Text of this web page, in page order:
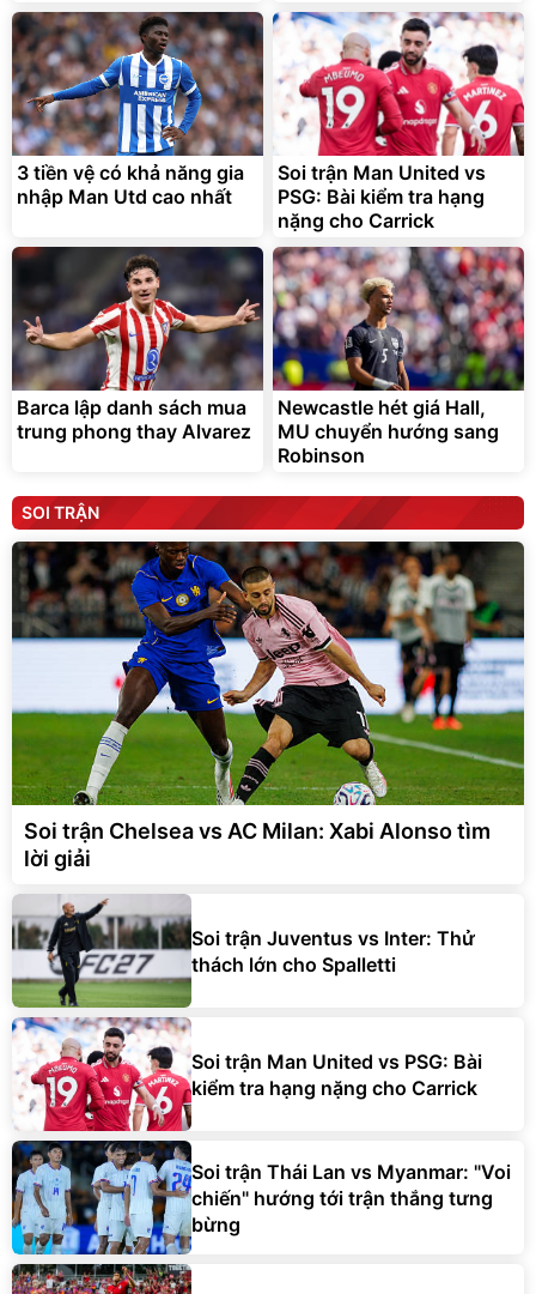
3 tiền vệ có khả năng gia
nhập Man Utd cao nhất
Soi trận Man United vs
PSG: Bài kiểm tra hạng
nặng cho Carrick
Barca lập danh sách mua
trung phong thay Alvarez
Newcastle hét giá Hall,
MU chuyển hướng sang
Robinson
SOI TRẬN
Soi trận Chelsea vs AC Milan: Xabi Alonso tìm
lời giải
Soi trận Juventus vs Inter: Thử
thách lớn cho Spalletti
Soi trận Man United vs PSG: Bài
kiểm tra hạng nặng cho Carrick
Soi trận Thái Lan vs Myanmar: "Voi
chiến" hướng tới trận thắng tưng
bừng